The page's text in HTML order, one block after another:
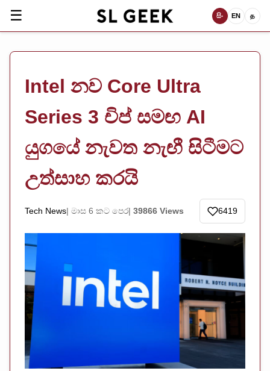
☰ සිං EN த
Intel නව Core Ultra
Series 3 චිප් සමඟ AI
යුගයේ නැවත නැඟී සිටීමට
උත්සාහ කරයි
Tech News මාස 6 කට පෙර 39866 Views 6419